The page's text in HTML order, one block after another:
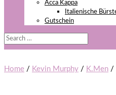
Acca Kappa
Italienische
Gutschein
Home / Kevin Murphy / K.Men /